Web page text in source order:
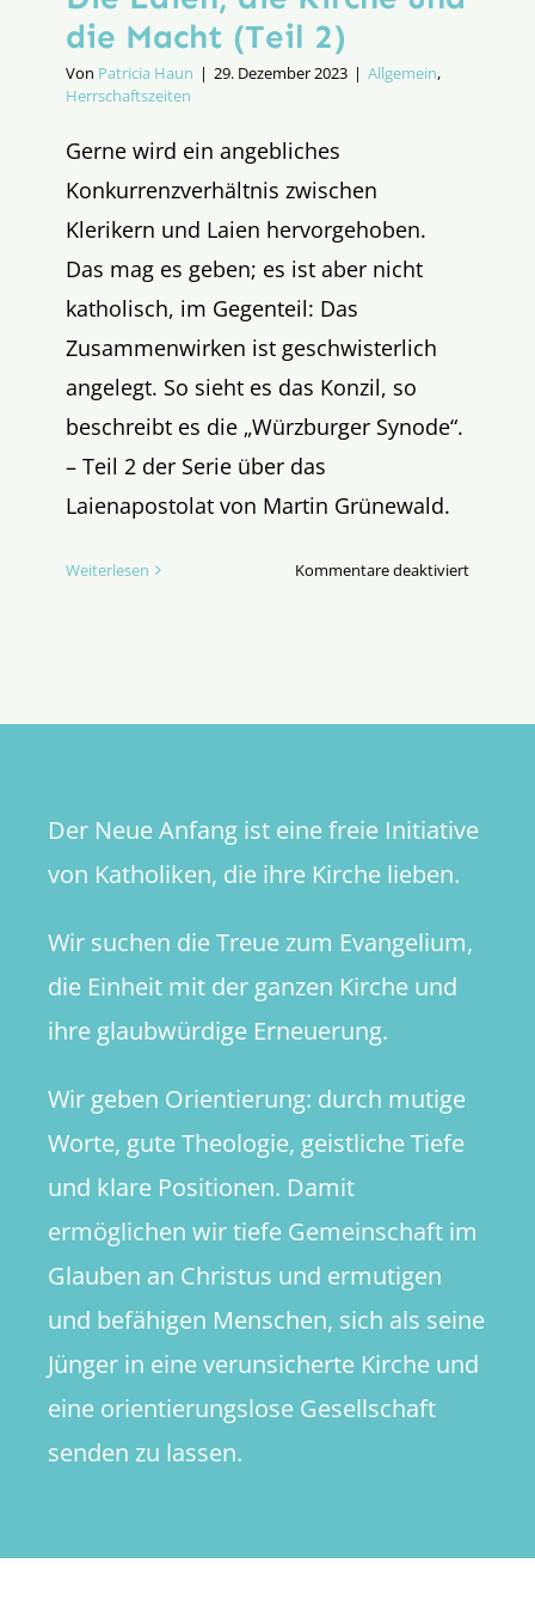
die Macht (Teil 2)
Von Patricia Haun | 29. Dezember 2023 | Allgemein,
Herrschaftszeiten
Gerne wird ein angebliches
Konkurrenzverhältnis zwischen
Klerikern und Laien hervorgehoben.
Das mag es geben; es ist aber nicht
katholisch, im Gegenteil: Das
Zusammenwirken ist geschwisterlich
angelegt. So sieht es das Konzil, so
beschreibt es die „Würzburger Synode“.
– Teil 2 der Serie über das
Laienapostolat von Martin Grünewald.
Weiterlesen Kommentare deaktiviertfür
2)
Der Neue Anfang ist eine freie Initiative
von Katholiken, die ihre Kirche lieben.
Wir suchen die Treue zum Evangelium,
die Einheit mit der ganzen Kirche und
ihre glaubwürdige Erneuerung.
Wir geben Orientierung: durch mutige
Worte, gute Theologie, geistliche Tiefe
und klare Positionen. Damit
ermöglichen wir tiefe Gemeinschaft im
Glauben an Christus und ermutigen
und befähigen Menschen, sich als seine
Jünger in eine verunsicherte Kirche und
eine orientierungslose Gesellschaft
senden zu lassen.